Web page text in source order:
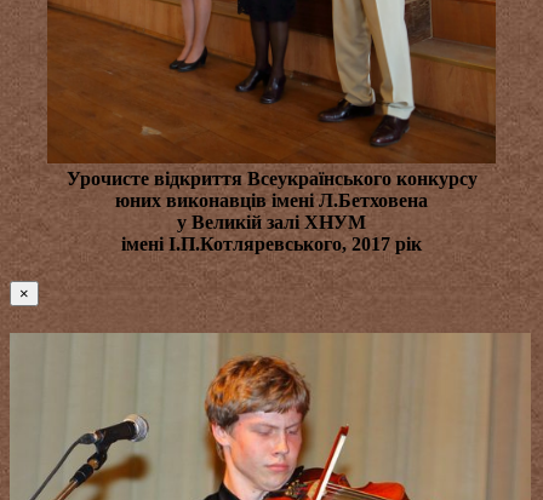
Урочисте відкриття Всеукраїнського конкурсу
юних виконавців імені Л.Бетховена
у Великій залі ХНУМ
імені І.П.Котляревського, 2017 рік
×